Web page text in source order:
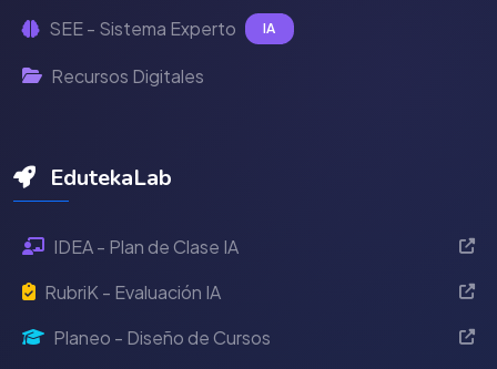
SEE - Sistema Experto IA
Recursos Digitales
EdutekaLab
IDEA - Plan de Clase IA
RubriK - Evaluación IA
Planeo - Diseño de Cursos